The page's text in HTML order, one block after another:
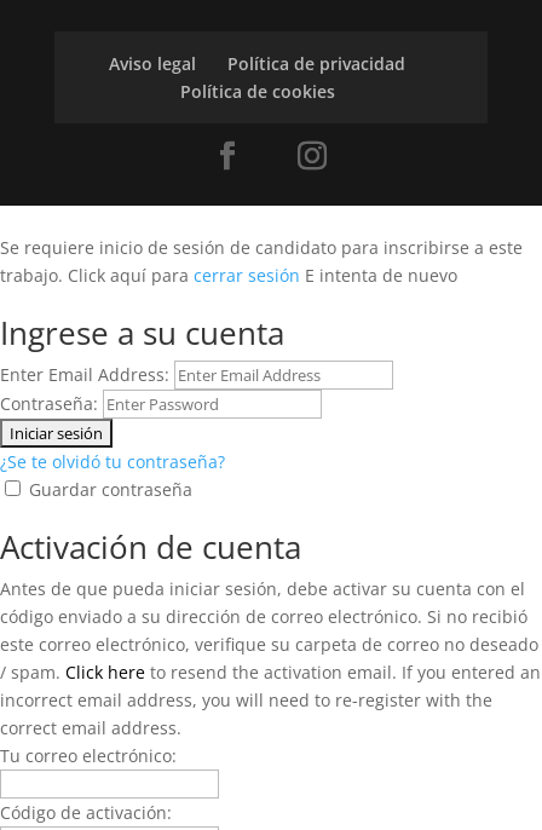
Aviso legal
Política de privacidad
Política de cookies
Se requiere inicio de sesión de candidato para inscribirse a este
trabajo. Click aquí para cerrar sesión E intenta de nuevo
Ingrese a su cuenta
Enter Email Address:
Contraseña:
¿Se te olvidó tu contraseña?
Guardar contraseña
Activación de cuenta
Antes de que pueda iniciar sesión, debe activar su cuenta con el
código enviado a su dirección de correo electrónico. Si no recibió
este correo electrónico, verifique su carpeta de correo no deseado
/ spam. Click here to resend the activation email. If you entered an
incorrect email address, you will need to re-register with the
correct email address.
Tu correo electrónico:
Código de activación: